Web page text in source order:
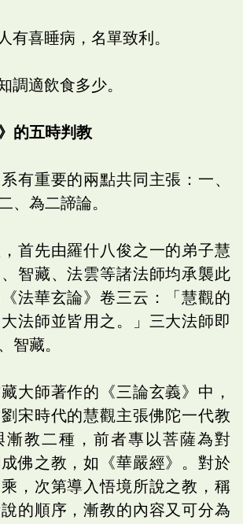
有喜睡病，名單致利。
調適飲食多少。
的五時判教
有重要的兩點共同主張：一、
、為二諦論。
首先由羅什八俊之一的弟子慧
智藏、法雲等諸法師均承襲此
法華玄論》卷三云：「慧觀的
法師並皆用之。」三大法師即
智藏。
大師著作的《三論玄義》中，
宋時代的慧觀主張佛陀一代教
漸教二種，前者專以菩薩為對
佛之教，如《華嚴經》。對於
，次第導入悟境所說之教，稱
的順序，漸教的內容又可分為